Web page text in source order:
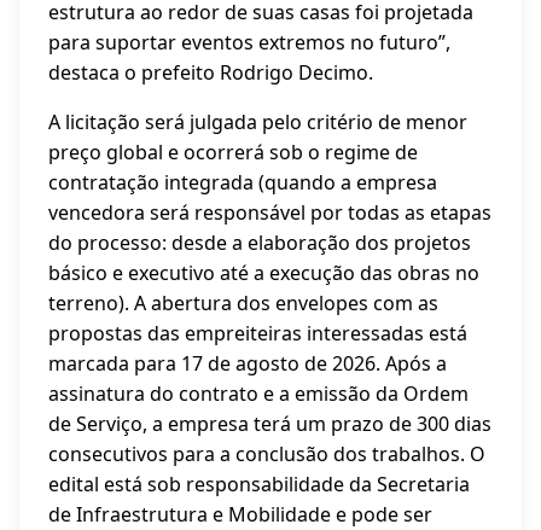
estrutura ao redor de suas casas foi projetada
para suportar eventos extremos no futuro”,
destaca o prefeito Rodrigo Decimo.
A licitação será julgada pelo critério de menor
preço global e ocorrerá sob o regime de
contratação integrada (quando a empresa
vencedora será responsável por todas as etapas
do processo: desde a elaboração dos projetos
básico e executivo até a execução das obras no
terreno). A abertura dos envelopes com as
propostas das empreiteiras interessadas está
marcada para 17 de agosto de 2026. Após a
assinatura do contrato e a emissão da Ordem
de Serviço, a empresa terá um prazo de 300 dias
consecutivos para a conclusão dos trabalhos. O
edital está sob responsabilidade da Secretaria
de Infraestrutura e Mobilidade e pode ser